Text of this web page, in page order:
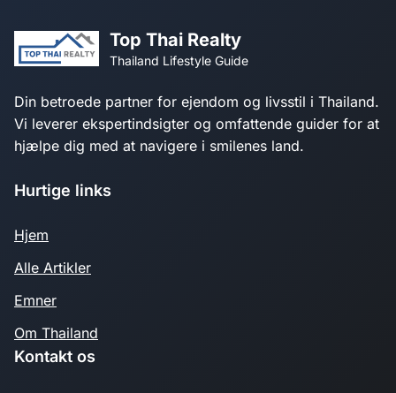
Top Thai Realty
Thailand Lifestyle Guide
Din betroede partner for ejendom og livsstil i Thailand.
Vi leverer ekspertindsigter og omfattende guider for at
hjælpe dig med at navigere i smilenes land.
Hurtige links
Hjem
Alle Artikler
Emner
Om Thailand
Kontakt os